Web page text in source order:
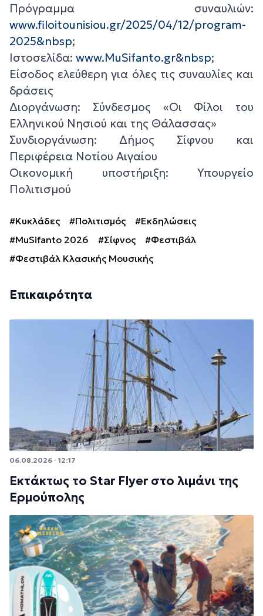
Πρόγραμμα συναυλιών:
www.filoitounisiou.gr/2025/04/12/program-
2025&nbsp;
Ιστοσελίδα: www.MuSifanto.gr&nbsp;
Είσοδος ελεύθερη για όλες τις συναυλίες και
δράσεις
Διοργάνωση: Σύνδεσμος «Οι Φίλοι του
Ελληνικού Νησιού και της Θάλασσας»
Συνδιοργάνωση: Δήμος Σίφνου και
Περιφέρεια Νοτίου Αιγαίου
Οικονομική υποστήριξη: Υπουργείο
Πολιτισμού
#Κυκλάδες #Πολιτισμός
#Εκδηλώσεις
#MuSifanto 2026
#Σίφνος
#Φεστιβάλ
#Φεστιβάλ Κλασικής Μουσικής
Επικαιρότητα
06.08.2026 · 12:17
Εκτάκτως το Star Flyer στο λιμάνι της
Ερμούπολης